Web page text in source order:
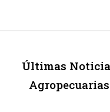
Últimas
Agropecuarias